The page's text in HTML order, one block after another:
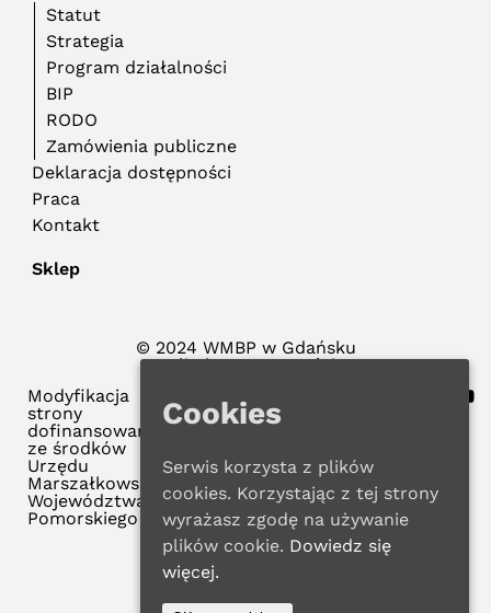
Statut
Strategia
Program działalności
BIP
RODO
Zamówienia publiczne
Deklaracja dostępności
Praca
Kontakt
Sklep
© 2024 WMBP w Gdańsku
Polityka Prywatności
Modyfikacja
strony
dofinansowana
ze środków
Urzędu
Marszałkowskiego
Województwa
Pomorskiego
Cookies
Serwis korzysta z plików
cookies. Korzystając z tej strony
wyrażasz zgodę na używanie
plików cookie. Dowiedz się
więcej.